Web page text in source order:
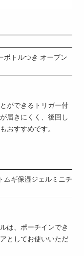
ボトルつき オープン
ができるトリガー付
届きにくく、後回し
おすすめです。
ムギ保湿ジェルミニチ
は、ポーチインでき
としてお使いいただ